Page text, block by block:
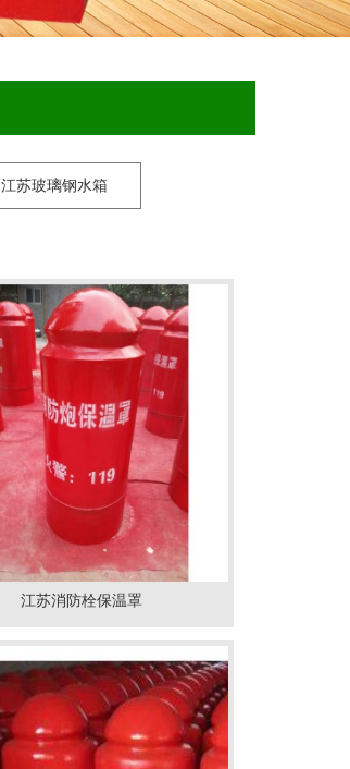
江苏玻璃钢水箱
江苏消防栓保温罩